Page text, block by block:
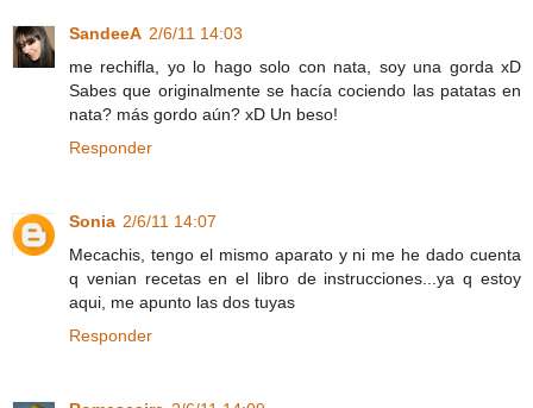
SandeeA 2/6/11 14:03
me rechifla, yo lo hago solo con nata, soy una gorda xD
Sabes que originalmente se hacía cociendo las patatas en
nata? más gordo aún? xD Un beso!
Responder
Sonia 2/6/11 14:07
Mecachis, tengo el mismo aparato y ni me he dado cuenta
q venian recetas en el libro de instrucciones...ya q estoy
aqui, me apunto las dos tuyas
Responder